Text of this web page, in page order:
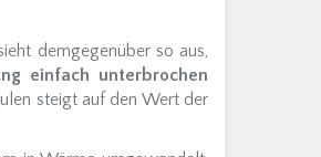
demgegenüber so aus,
einfach unterbrochen
steigt auf den Wert der